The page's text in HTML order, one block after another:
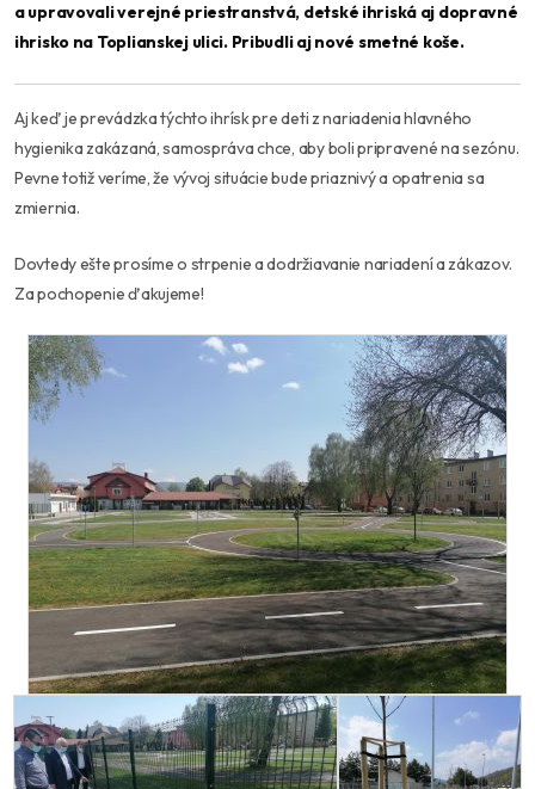
a upravovali verejné priestranstvá, detské ihriská aj dopravné
ihrisko na Toplianskej ulici. Pribudli aj nové smetné koše.
Aj keď je prevádzka týchto ihrísk pre deti z nariadenia hlavného
hygienika zakázaná, samospráva chce, aby boli pripravené na sezónu.
Pevne totiž veríme, že vývoj situácie bude priaznivý a opatrenia sa
zmiernia.
Dovtedy ešte prosíme o strpenie a dodržiavanie nariadení a zákazov.
Za pochopenie ďakujeme!